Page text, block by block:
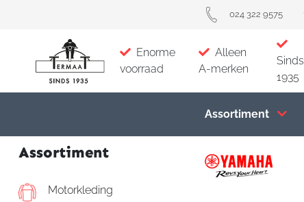
024 322 9575
Enorme
voorraad
Alleen
A-merken
Sinds
1935
Assortiment
Assortiment
Motorkleding